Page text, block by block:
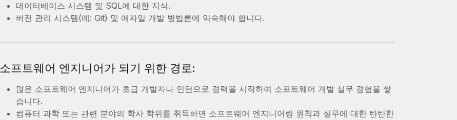
데이터베이스 시스템 및 SQL에 대한 지식.
버전 관리 시스템(예: Git) 및 애자일 개발 방법론에 익숙해야 합니다.
소프트웨어 엔지니어가 되기 위한 경로:
많은 소프트웨어 엔지니어가 초급 개발자나 인턴으로 경력을 시작하여 소프트웨어 개발 실무 경험을 쌓
습니다.
컴퓨터 과학 또는 관련 분야의 학사 학위를 취득하면 소프트웨어 엔지니어링 원칙과 실무에 대한 탄탄한